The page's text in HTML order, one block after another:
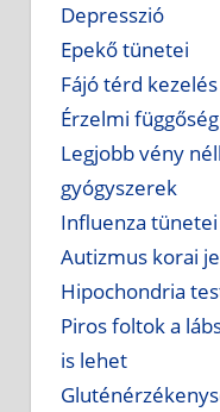
Depresszió
Epekő tünetei
Fájó térd
Érzelmi függőség
Legjobb vény
gyógyszerek
Influenza tünetei
Autizmus korai
Hipochondria
Piros foltok a
is lehet